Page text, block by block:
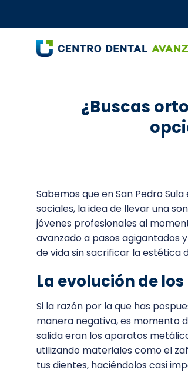
¿Buscas
Sabemos que en San Pedro
sociales, la idea de llevar una
jóvenes profesionales al
avanzado a pasos agigantados
de vida sin sacrificar la estética
La evolución de
Si la razón por la que has
manera negativa, es momento
salida eran los aparatos
utilizando materiales como el
tus dientes, haciéndolos casi